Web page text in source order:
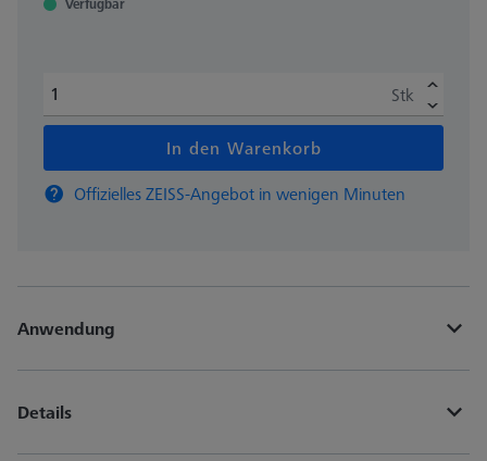
Verfügbar
Stk
In den Warenkorb
Offizielles ZEISS-Angebot in wenigen Minuten
Anwendung
Details